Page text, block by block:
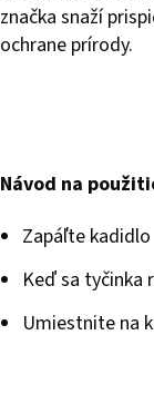
značka snaží
ochrane prírody.
Návod na
Zapáľte kadidlo
Keď sa tyčinka
Umiestnite na